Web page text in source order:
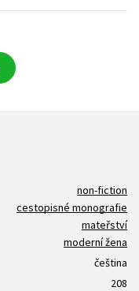
non-fiction
cestopisné monografie
mateřství
moderní žena
čeština
208